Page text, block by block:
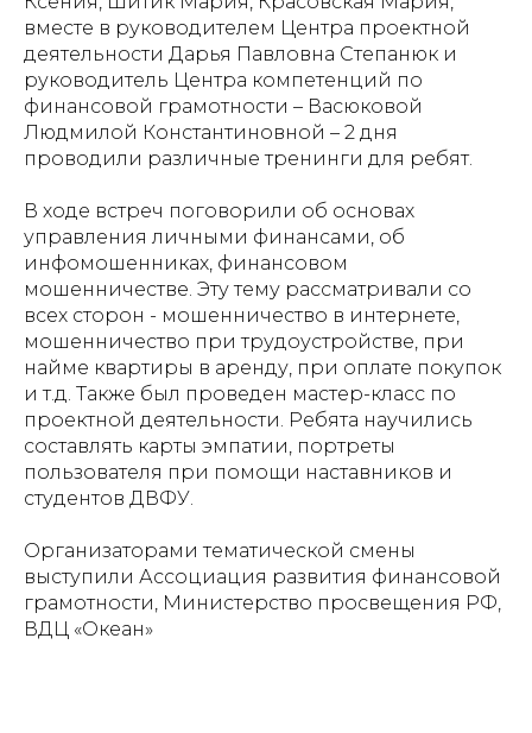
вместе в руководителем Центра проектной
деятельности Дарья Павловна Степанюк и
руководитель Центра компетенций по
финансовой грамотности – Васюковой
Людмилой Константиновной – 2 дня
проводили различные тренинги для ребят.
В ходе встреч поговорили об основах
управления личными финансами, об
инфомошенниках, финансовом
мошенничестве. Эту тему рассматривали со
всех сторон - мошенничество в интернете,
мошенничество при трудоустройстве, при
найме квартиры в аренду, при оплате покупок
и т.д. Также был проведен мастер-класс по
проектной деятельности. Ребята научились
составлять карты эмпатии, портреты
пользователя при помощи наставников и
студентов ДВФУ.
Организаторами тематической смены
выступили Ассоциация развития финансовой
грамотности, Министерство просвещения РФ,
ВДЦ «Океан»